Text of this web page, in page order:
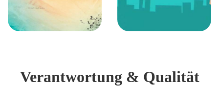
Verantwortung & Qualität